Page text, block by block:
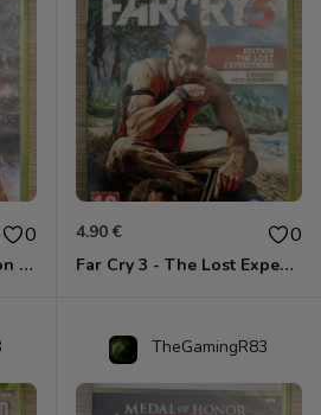
0
Dungeon Siege Iii Édition Limitée - Vf Intégrale Xbox 360
4.90 € 0
Far Cry 3 - The Lost Expeditions - Edition Spéciale Xbox 360
TheGamingR83